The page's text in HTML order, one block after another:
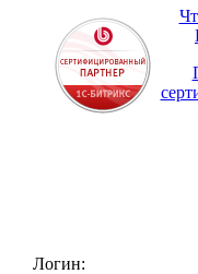
Логин: